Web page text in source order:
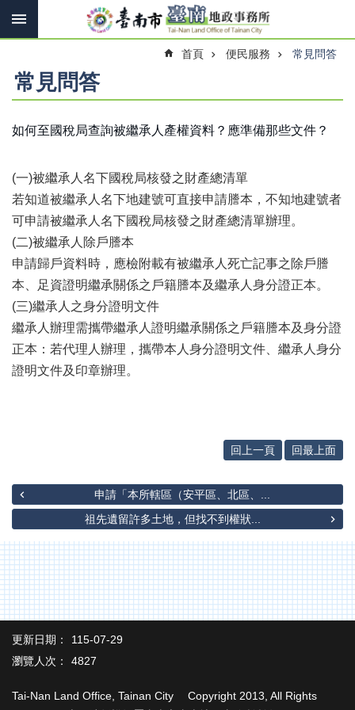
跳到主要內容區塊
搜
搜
尋
快
報
機
關
簡
介
線
上
申
辦
與
務
交
流
下
載
專
區
題
首頁 便民服務 常見問答
常見問答
如何至國稅局查詢被繼承人產權資料？應準備那些文件？
(一)被繼承人名下國稅局核發之財產總清單
若知道被繼承人名下地建號可直接申請謄本，不知地建號者
可申請被繼承人名下國稅局核發之財產總清單辦理。
(二)被繼承人除戶謄本
申請歸戶資料時，應檢附載有被繼承人死亡記事之除戶謄
本、足資證明繼承關係之戶籍謄本及繼承人身分證正本。
(三)繼承人之身分證明文件
繼承人辦理需攜帶繼承人證明繼承關係之戶籍謄本及身分證
正本：若代理人辦理，攜帶本人身分證明文件、繼承人身分
證明文件及印章辦理。
回上一頁 回最上面
申請「本所轄區（安平區、北區、...
祖先遺留許多土地，但找不到權狀...
更新日期：
115-07-29
瀏覽人次：
4827
Tai-Nan Land Office, Tainan City Copyright 2013, All Rights